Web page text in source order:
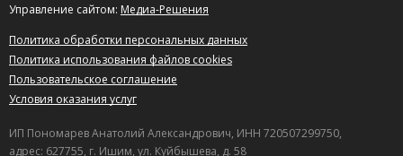
Управление сайтом: Медиа-Решения
Политика обработки персональных данных
Политика использования файлов cookies
Пользовательское соглашение
Условия оказания услуг
ИП Пономарев Анатолий Александрович, ИНН 720507299750,
адрес: 627755, г. Ишим, ул. Куйбышева, д. 58